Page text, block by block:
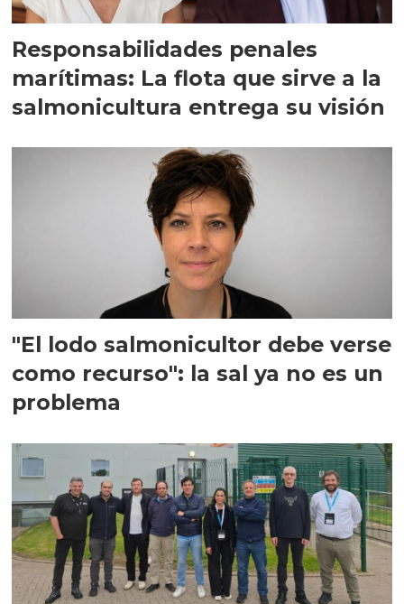
Responsabilidades penales
marítimas: La flota que sirve a la
salmonicultura entrega su visión
"El lodo salmonicultor debe verse
como recurso": la sal ya no es un
problema